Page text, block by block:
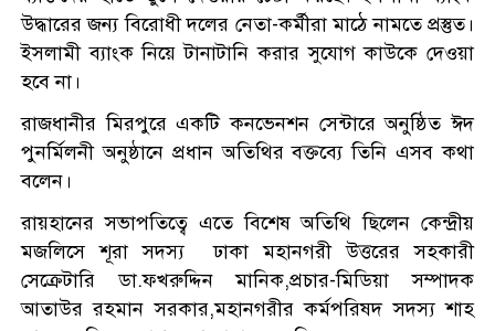
উদ্ধারের জন্য বিরোধী দলের নেতা-কর্মীরা মাঠে নামতে প্রস্তুত।
ইসলামী ব্যাংক নিয়ে টানাটানি করার সুযোগ কাউকে দেওয়া
হবে না।
রাজধানীর মিরপুরে একটি কনভেনশন সেন্টারে অনুষ্ঠিত ঈদ
পুনর্মিলনী অনুষ্ঠানে প্রধান অতিথির বক্তব্যে তিনি এসব কথা
বলেন।
রায়হানের সভাপতিত্বে এতে বিশেষ অতিথি ছিলেন কেন্দ্রীয়
মজলিসে শূরা সদস্য ঢাকা মহানগরী উত্তরের সহকারী
সেক্রেটারি ডা.ফখরুদ্দিন মানিক,প্রচার-মিডিয়া সম্পাদক
আতাউর রহমান সরকার,মহানগরীর কর্মপরিষদ সদস্য শাহ